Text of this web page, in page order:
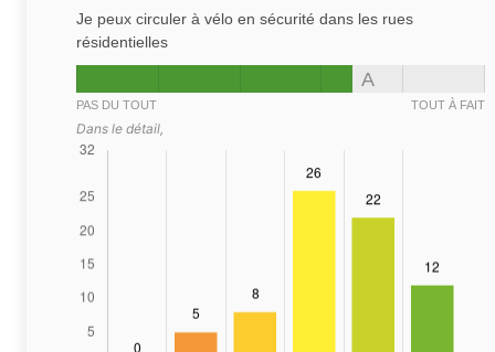
Je peux circuler à vélo en sécurité dans les rues
résidentielles
A
PAS DU TOUT TOUT À FAIT
Dans le détail,